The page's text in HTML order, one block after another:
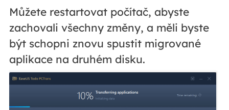
Můžete restartovat počítač, abyste
zachovali všechny změny, a měli byste
být schopni znovu spustit migrované
aplikace na druhém disku.